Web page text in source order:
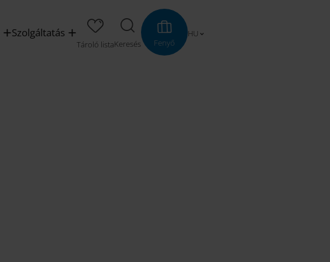
Szolgáltatás
Tároló listaKeresés Fenyő
HU